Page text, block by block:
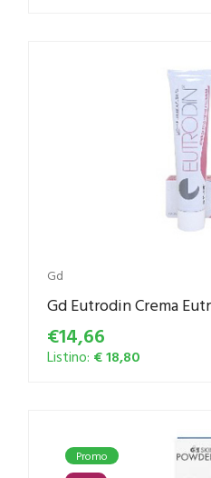
Gd
Gd Eutrodin Crema
€14,66
Listino: € 18,80
Promo